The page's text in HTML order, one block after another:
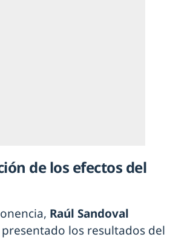
de los efectos del
Raúl Sandoval
los resultados del